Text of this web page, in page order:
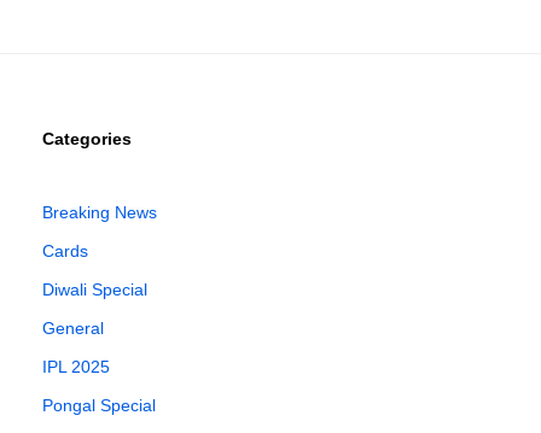
Categories
Breaking News
Cards
Diwali Special
General
IPL 2025
Pongal Special